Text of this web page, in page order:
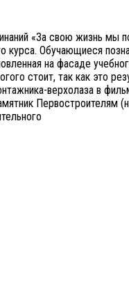
«За свою жизнь мы
Обучающиеся
на фасаде
стоит, так как это
верхолаза в